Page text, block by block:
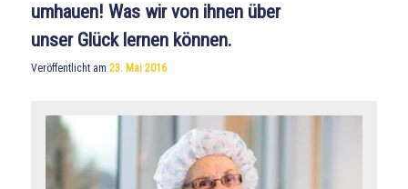
umhauen! Was wir von ihnen über
unser Glück lernen können.
Veröffentlicht am23. Mai 2016